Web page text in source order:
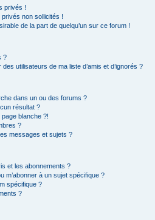
privés !
non sollicités !
de la part de quelqu’un sur ce forum !
?
utilisateurs de ma liste d’amis et d’ignorés ?
dans un ou des forums ?
résultat ?
blanche ?!
?
messages et sujets ?
et les abonnements ?
m’abonner à un sujet spécifique ?
spécifique ?
?